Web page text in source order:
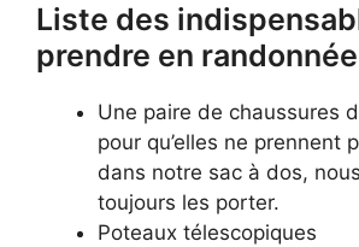
Liste des
prendre en randonnée
Une paire de chaussures
pour qu’elles ne prennent
dans notre sac à dos,
toujours les porter.
Poteaux télescopiques